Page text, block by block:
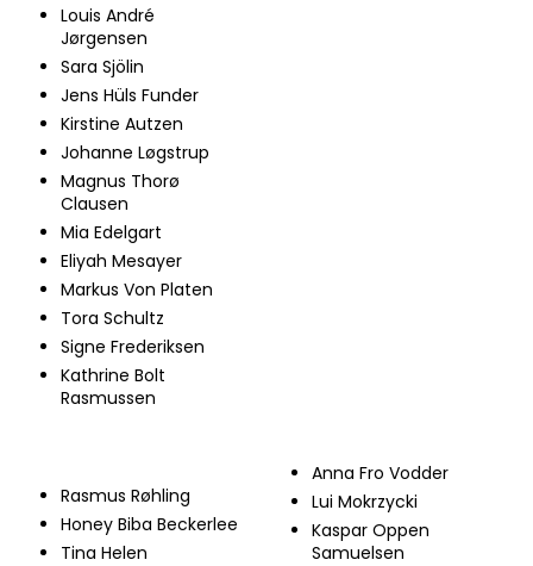
Louis André
Jørgensen
Sara Sjölin
Jens Hüls Funder
Kirstine Autzen
Johanne Løgstrup
Magnus Thorø
Clausen
Mia Edelgart
Eliyah Mesayer
Markus Von Platen
Tora Schultz
Signe Frederiksen
Kathrine Bolt
Rasmussen
Rasmus Røhling
Honey Biba Beckerlee
Tina Helen
Anna Fro Vodder
Lui Mokrzycki
Kaspar Oppen
Samuelsen